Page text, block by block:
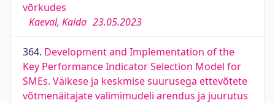
võrkudes
Kaeval, Kaida 23.05.2023
364. Development and Implementation of the
Key Performance Indicator Selection Model for
SMEs. Väikese ja keskmise suurusega ettevõtete
võtmenäitajate valimimudeli arendus ja juurutus